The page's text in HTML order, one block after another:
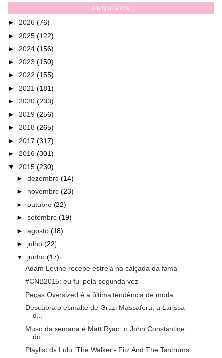
ARQUIVOS
► 2026 (76)
► 2025 (122)
► 2024 (156)
► 2023 (150)
► 2022 (155)
► 2021 (181)
► 2020 (233)
► 2019 (256)
► 2018 (265)
► 2017 (317)
► 2016 (301)
▼ 2015 (230)
► dezembro (14)
► novembro (23)
► outubro (22)
► setembro (19)
► agosto (18)
► julho (22)
▼ junho (17)
Adam Levine recebe estrela na calçada da fama
#CNB2015: eu fui pela segunda vez
Peças Oversized é a última tendência de moda
Descubra o esmalte de Grazi Massafera, a Larissa
d...
Muso da semana é Matt Ryan, o John Constantine
do ...
Playlist da Lulu: The Walker - Fitz And The Tantrums